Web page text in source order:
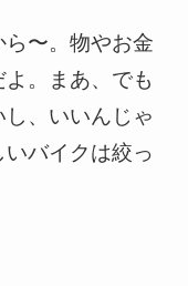
ら〜。物やお金
。まあ、でも
、いいんじゃ
バイクは絞っ